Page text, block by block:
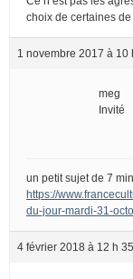
choix de certaines
1 novembre 2017 à 10
meg
Invité
un petit sujet de 7
https://
du-jour-mardi-31-
4 février 2018 à 12 h